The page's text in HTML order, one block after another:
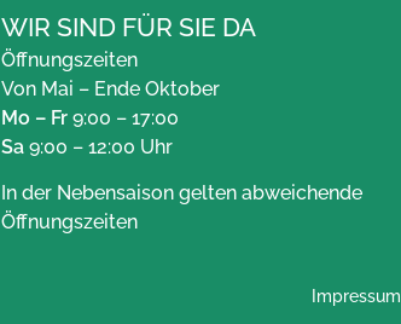
WIR SIND FÜR SIE DA
Öffnungszeiten
Von Mai – Ende Oktober
Mo – Fr 9:00 – 17:00
Sa 9:00 – 12:00 Uhr
In der Nebensaison gelten abweichende
Öffnungszeiten
Impressum